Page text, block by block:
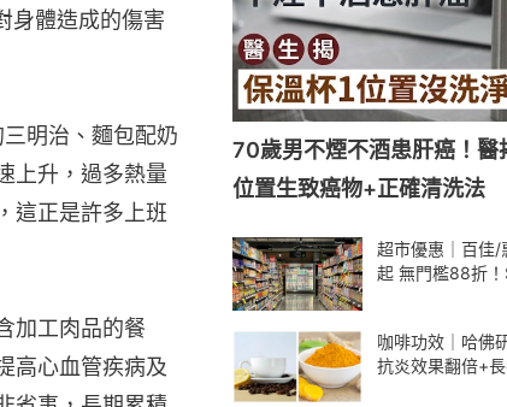
身體造成的傷害
明治、麵包配奶
上升，過多熱量
這正是許多上班
加工肉品的餐
高心血管疾病及
70歲男不煙不酒患肝癌！醫
位置生致癌物+正確清洗法
超市優惠｜百佳
起 無門檻88折
咖啡功效｜哈佛
抗炎效果翻倍+